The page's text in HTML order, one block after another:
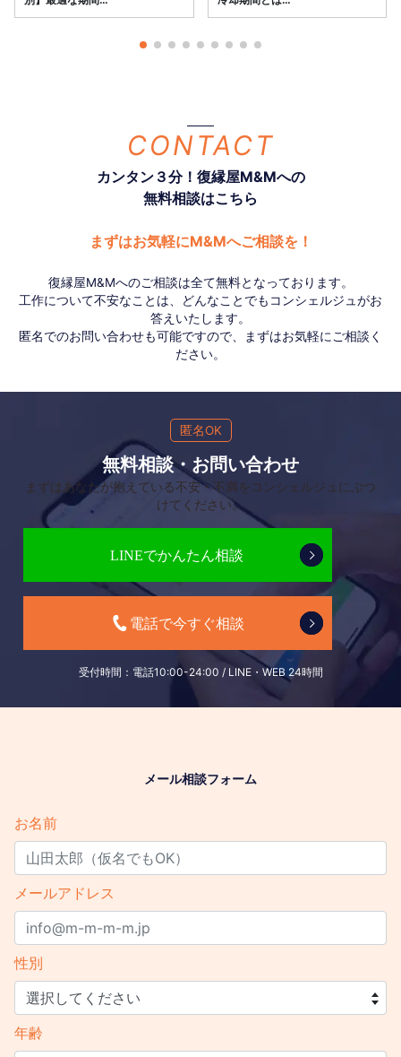
CONTACT
カンタン３分！復縁屋M&Mへの
無料相談はこちら
まずはお気軽にM&Mへご相談を！
復縁屋M&Mへのご相談は全て無料となっております。
工作について不安なことは、どんなことでもコンシェルジュがお
答えいたします。
匿名でのお問い合わせも可能ですので、まずはお気軽にご相談く
ださい。
匿名OK
無料相談・お問い合わせ
まずはあなたが抱えている不安・不満をコンシェルジュにぶつ
けてください。
受付時間：電話10:00-24:00 / LINE・WEB 24時間
メール相談フォーム
お名前
メールアドレス
性別
年齢